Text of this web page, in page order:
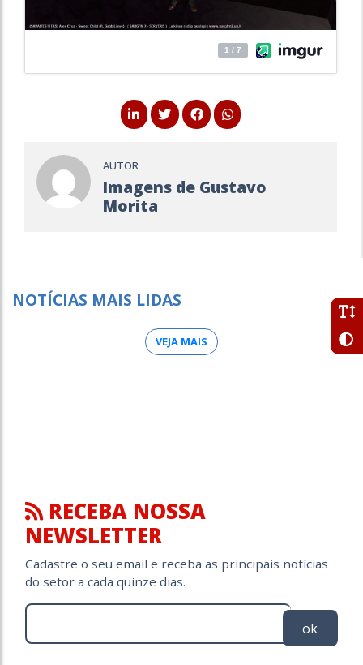
AUTOR
Imagens de Gustavo
Morita
NOTÍCIAS MAIS LIDAS
VEJA MAIS
RECEBA NOSSA
NEWSLETTER
Cadastre o seu email e receba as principais notícias
do setor a cada quinze dias.
ok